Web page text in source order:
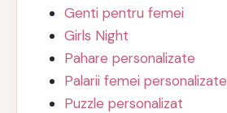
Genti pentru femei
Girls Night
Pahare personalizate
Palarii femei personalizate
Puzzle personalizat